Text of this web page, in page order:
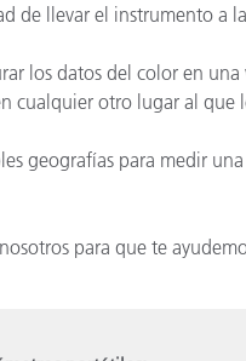
de llevar el instrumento a
los datos del color en
cualquier otro lugar al que
geografías para medir
para que te